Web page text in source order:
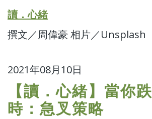
讀．心緒
撰文／周偉豪 相片／Unsplash
2021年08月10日
【讀．心緒】當你
時：急叉策略